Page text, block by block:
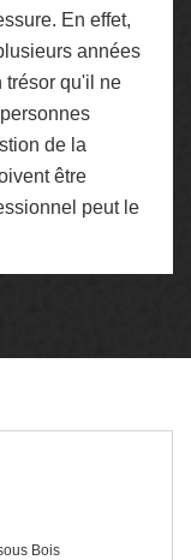
En effet,
années
trésor qu'il ne
de la
être
peut le
Bois